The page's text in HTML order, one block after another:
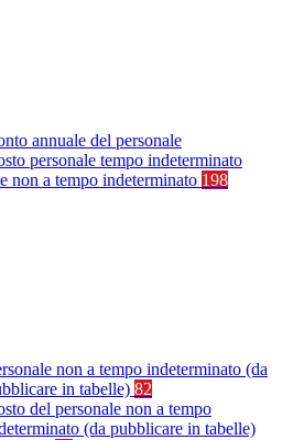
annuale del personale
personale tempo indeterminato
non a tempo indeterminato 198
non a tempo indeterminato (da
in tabelle) 82
del personale non a tempo
(da pubblicare in tabelle)